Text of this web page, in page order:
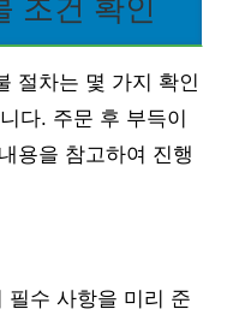
조건 확인
절차는 몇 가지 확인
다. 주문 후 부득이
용을 참고하여 진행
필수 사항을 미리 준